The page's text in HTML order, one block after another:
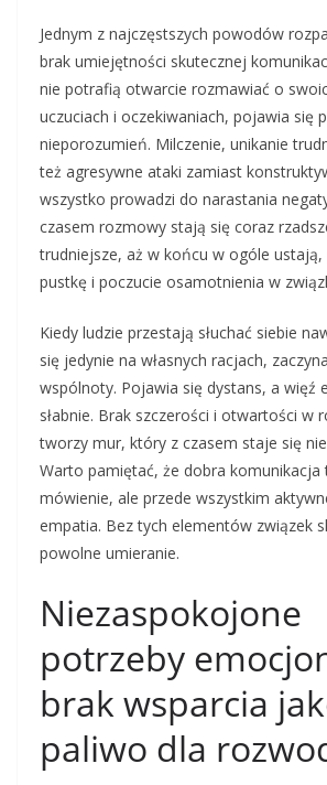
Jednym z najczęstszych powodów
brak umiejętności skutecznej
nie potrafią otwarcie rozmawiać o
uczuciach i oczekiwaniach, pojawia się
nieporozumień. Milczenie, unikanie
też agresywne ataki zamiast
wszystko prowadzi do narastania
czasem rozmowy stają się coraz
trudniejsze, aż w końcu w ogóle
pustkę i poczucie osamotnienia w
Kiedy ludzie przestają słuchać siebie
się jedynie na własnych racjach,
wspólnoty. Pojawia się dystans, a więź
słabnie. Brak szczerości i otwartości w
tworzy mur, który z czasem staje się
Warto pamiętać, że dobra komunikacja
mówienie, ale przede wszystkim
empatia. Bez tych elementów związek
powolne umieranie.
Niezaspokojone
potrzeby
brak wsparcia
paliwo dla